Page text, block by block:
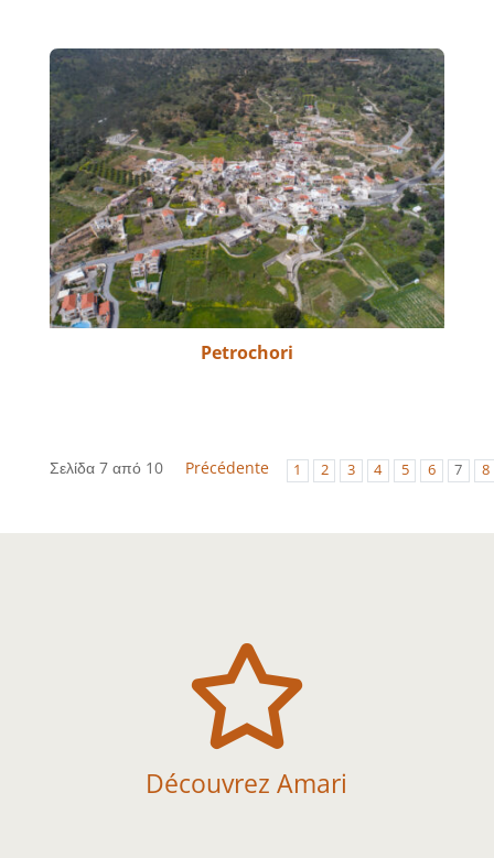
Petrochori
Σελίδα 7 από 10 Précédente 1 2 3 4 5 6 7 8

Découvrez Amari